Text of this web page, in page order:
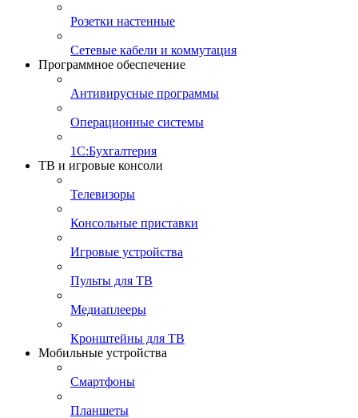
Розетки настенные
Сетевые кабели и коммутация
Программное обеспечение
Антивирусные программы
Операционные системы
1С:Бухгалтерия
ТВ и игровые консоли
Телевизоры
Консольные приставки
Игровые устройства
Пульты для ТВ
Медиаплееры
Кронштейны для ТВ
Мобильные устройства
Смартфоны
Планшеты